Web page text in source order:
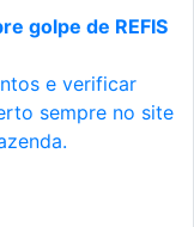
golpe de REFIS
e verificar
sempre no site